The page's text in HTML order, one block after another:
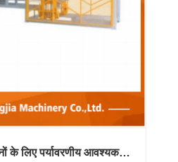
के लिए पर्यावरणीय आवश्यकताएँ